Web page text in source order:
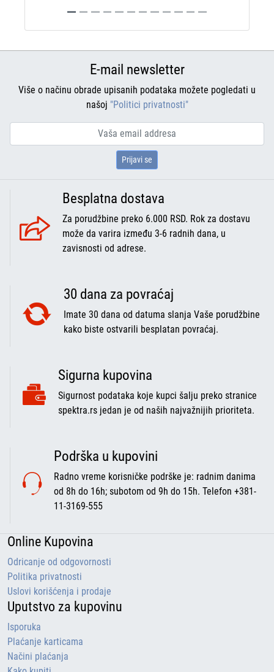
E-mail newsletter
Više o načinu obrade upisanih podataka možete pogledati u
našoj "Politici privatnosti"
Prijavi se
Besplatna dostava
Za porudžbine preko 6.000 RSD. Rok za dostavu
može da varira između 3-6 radnih dana, u
zavisnosti od adrese.
30 dana za povraćaj
Imate 30 dana od datuma slanja Vaše porudžbine
kako biste ostvarili besplatan povraćaj.
Sigurna kupovina
Sigurnost podataka koje kupci šalju preko stranice
spektra.rs jedan je od naših najvažnijih prioriteta.
Podrška u kupovini
Radno vreme korisničke podrške je: radnim danima
od 8h do 16h; subotom od 9h do 15h. Telefon +381-
11-3169-555
Online Kupovina
Odricanje od odgovornosti
Politika privatnosti
Uslovi korišćenja i prodaje
Uputstvo za kupovinu
Isporuka
Plaćanje karticama
Načini plaćanja